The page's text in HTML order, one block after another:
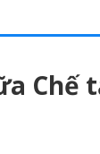
Chế